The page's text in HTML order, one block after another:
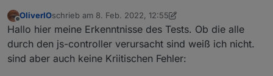
Offline
OliverIOschrieb am 8. Feb. 2022, 12:55
zuletzt editiert von OliverIO2. Aug. 2022, 13:57
Hallo hier meine Erkenntnisse des Tests. Ob die alle
durch den js-controller verursacht sind weiß ich nicht.
sind aber auch keine Kriitischen Fehler: